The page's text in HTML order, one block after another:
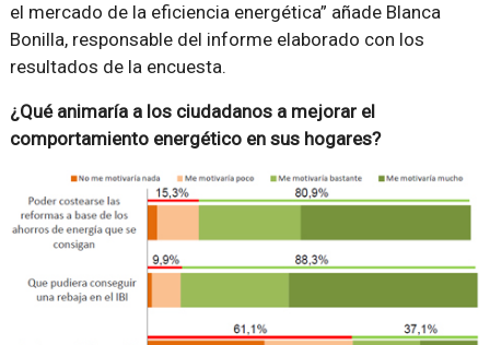
el mercado de la eficiencia energética” añade Blanca
Bonilla, responsable del informe elaborado con los
resultados de la encuesta.
¿Qué animaría a los ciudadanos a mejorar el
comportamiento energético en sus hogares?